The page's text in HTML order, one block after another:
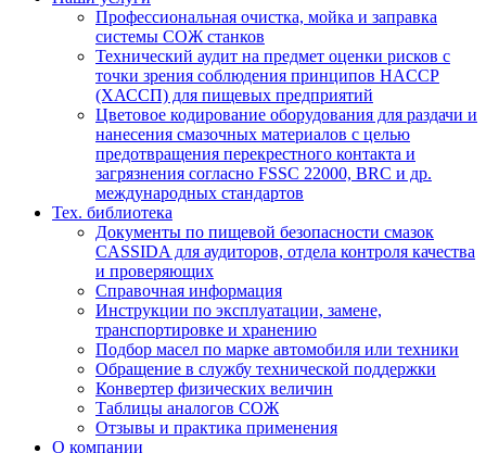
Профессиональная очистка, мойка и заправка
системы СОЖ станков
Технический аудит на предмет оценки рисков с
точки зрения соблюдения принципов HACCP
(ХАССП) для пищевых предприятий
Цветовое кодирование оборудования для раздачи и
нанесения смазочных материалов с целью
предотвращения перекрестного контакта и
загрязнения согласно FSSC 22000, BRC и др.
международных стандартов
Тех. библиотека
Документы по пищевой безопасности смазок
CASSIDA для аудиторов, отдела контроля качества
и проверяющих
Справочная информация
Инструкции по эксплуатации, замене,
транспортировке и хранению
Подбор масел по марке автомобиля или техники
Обращение в службу технической поддержки
Конвертер физических величин
Таблицы аналогов СОЖ
Отзывы и практика применения
О компании